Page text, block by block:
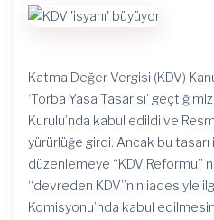
Katma Değer Vergisi (KDV)
‘Torba Yasa Tasarısı’
Kurulu’nda kabul edildi ve
yürürlüğe girdi. Ancak bu
düzenlemeye “KDV Reformu”
“devreden KDV”nin iadesiyle
Komisyonu’nda kabul